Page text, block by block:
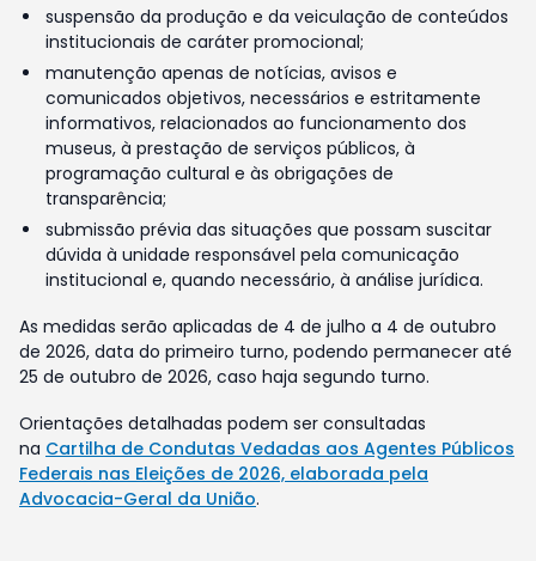
suspensão da produção e da veiculação de conteúdos
institucionais de caráter promocional;
manutenção apenas de notícias, avisos e
comunicados objetivos, necessários e estritamente
informativos, relacionados ao funcionamento dos
museus, à prestação de serviços públicos, à
programação cultural e às obrigações de
transparência;
submissão prévia das situações que possam suscitar
dúvida à unidade responsável pela comunicação
institucional e, quando necessário, à análise jurídica.
As medidas serão aplicadas de 4 de julho a 4 de outubro
de 2026, data do primeiro turno, podendo permanecer até
25 de outubro de 2026, caso haja segundo turno.
Orientações detalhadas podem ser consultadas
na Cartilha de Condutas Vedadas aos Agentes Públicos
Federais nas Eleições de 2026, elaborada pela
Advocacia-Geral da União.